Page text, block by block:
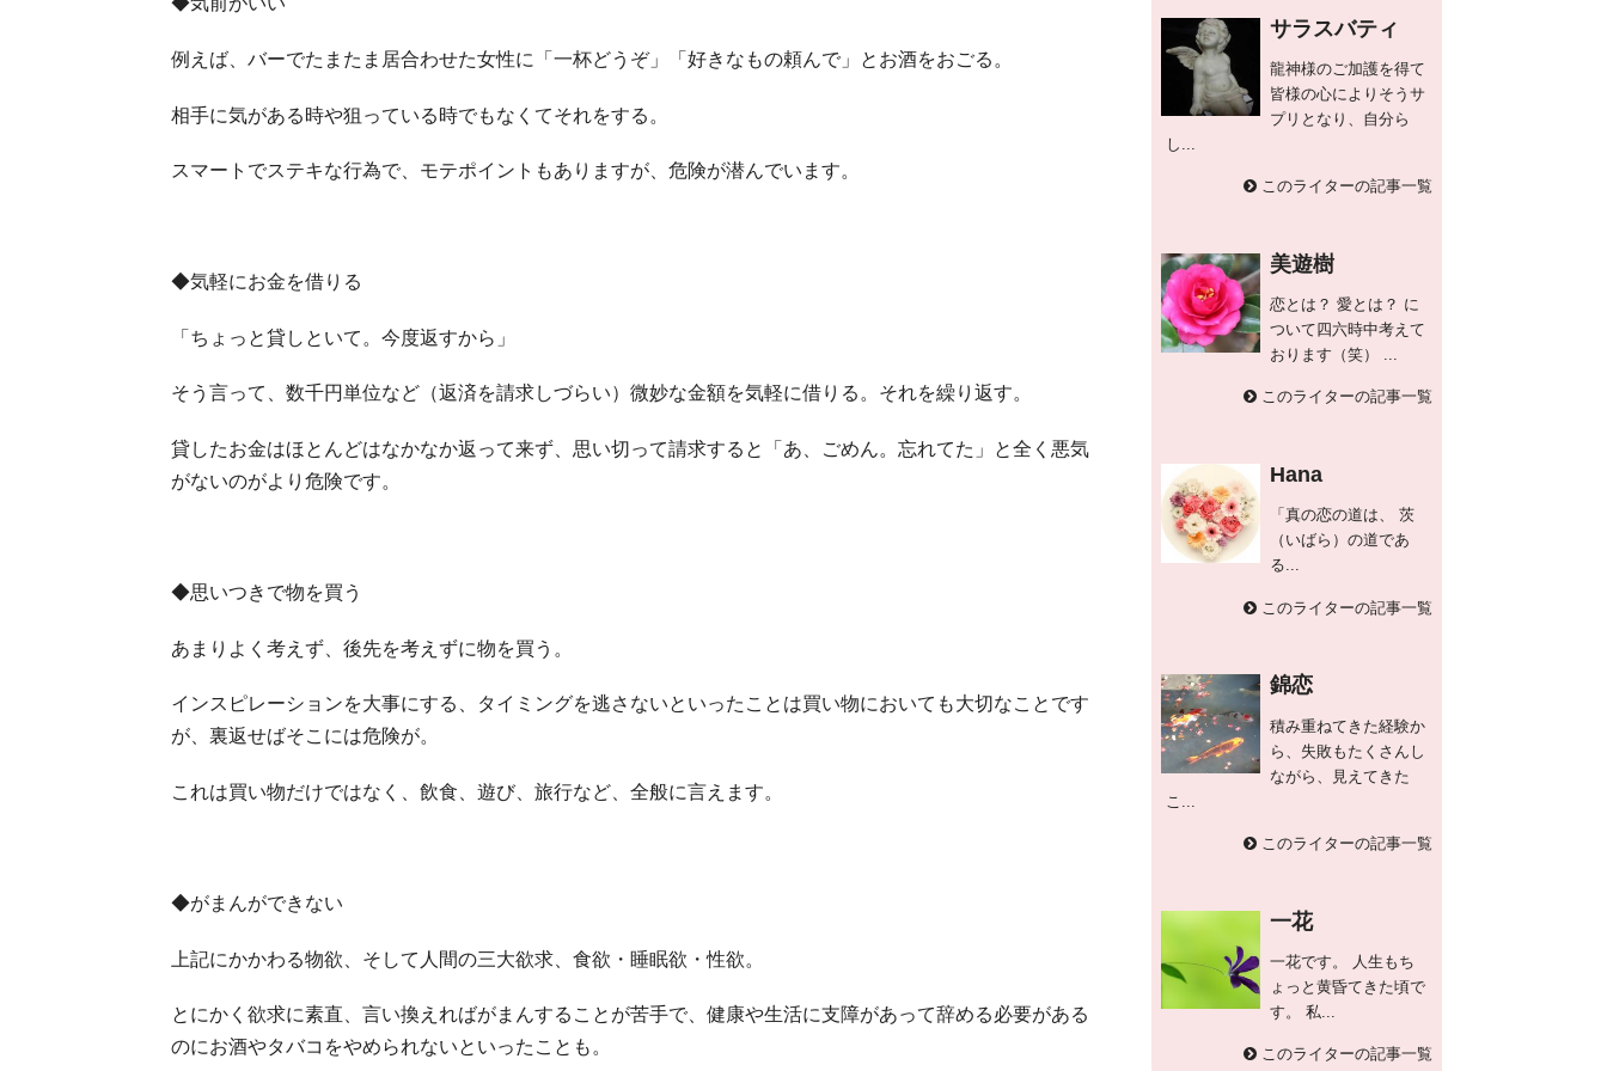
例えば、バーでたまたま居合わせた女性に「一杯どうぞ」「好きなもの頼んで」とお酒をおごる。
相手に気がある時や狙っている時でもなくてそれをする。
スマートでステキな行為で、モテポイントもありますが、危険が潜んでいます。
◆気軽にお金を借りる
「ちょっと貸しといて。今度返すから」
そう言って、数千円単位など（返済を請求しづらい）微妙な金額を気軽に借りる。それを繰り返す。
貸したお金はほとんどはなかなか返って来ず、思い切って請求すると「あ、ごめん。忘れてた」と全く悪気
がないのがより危険です。
◆思いつきで物を買う
あまりよく考えず、後先を考えずに物を買う。
インスピレーションを大事にする、タイミングを逃さないといったことは買い物においても大切なことです
が、裏返せばそこには危険が。
これは買い物だけではなく、飲食、遊び、旅行など、全般に言えます。
◆がまんができない
上記にかかわる物欲、そして人間の三大欲求、食欲・睡眠欲・性欲。
とにかく欲求に素直、言い換えればがまんすることが苦手で、健康や生活に支障があって辞める必要がある
のにお酒やタバコをやめられないといったことも。
サラスバティ
龍神様のご加護を得て
皆様の心によりそうサ
プリとなり、自分ら
し...
このライターの記事一覧
美遊樹
恋とは？ 愛とは？ に
ついて四六時中考えて
おります（笑） ...
このライターの記事一覧
Hana
「真の恋の道は、 茨
（いばら）の道であ
る...
このライターの記事一覧
錦恋
積み重ねてきた経験か
ら、失敗もたくさんし
ながら、見えてきた
こ...
このライターの記事一覧
一花
一花です。 人生もち
ょっと黄昏てきた頃で
す。 私...
このライターの記事一覧